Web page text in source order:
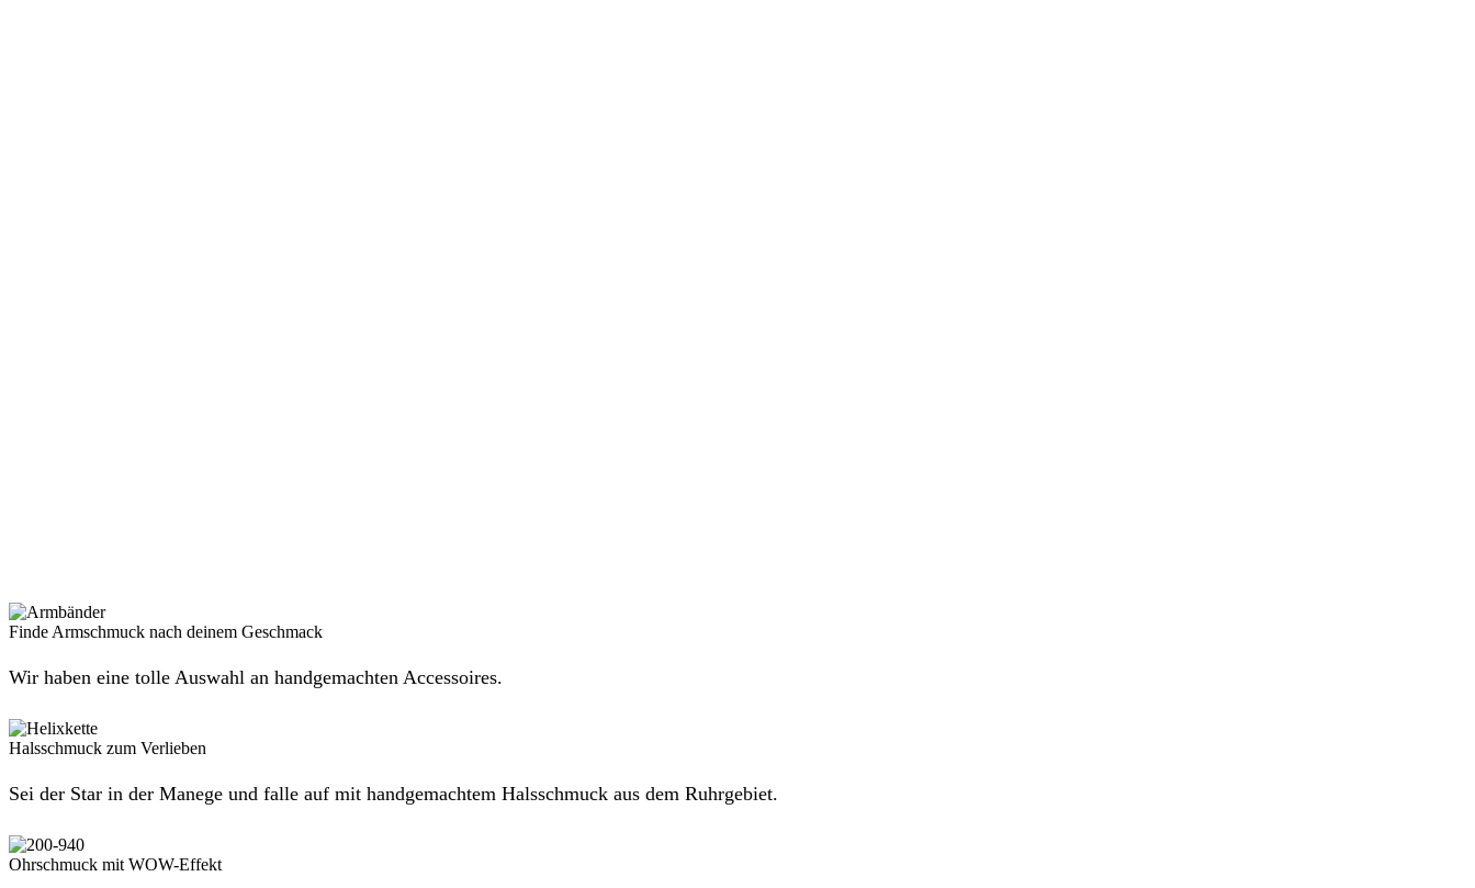
Finde Armschmuck nach deinem Geschmack
Wir haben eine tolle Auswahl an handgemachten Accessoires.
Halsschmuck zum Verlieben
Sei der Star in der Manege und falle auf mit handgemachtem Halsschmuck aus dem Ruhrgebiet.
Ohrschmuck mit WOW-Effekt